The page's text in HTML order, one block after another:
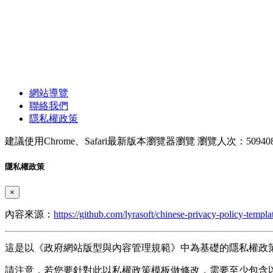
網站導覽
聯絡我們
隱私權政策
建議使用Chrome、Safari最新版本瀏覽器瀏覽 瀏覽人次：
隱私權政策
×
內容來源： https://github.com/lyrasoft/chinese-privacy-policy-
這是以《政府網站版型與內容管理規範》中為基礎的隱私權
請注意，若您要針對此以私權政策模板做修改，需要至少包含